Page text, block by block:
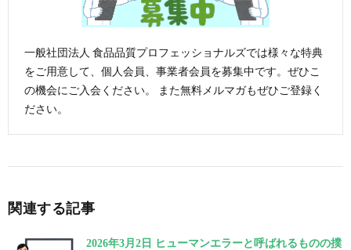
一般社団法人 食品品質プロフェッショナルズでは様々な特典
をご用意して、個人会員、事業者会員を募集中です。ぜひこ
の機会にご入会ください。 また無料メルマガもぜひご登録く
ださい。
関連する記事
2026年3月2日 ヒューマンエラーと呼ばれるものの撲